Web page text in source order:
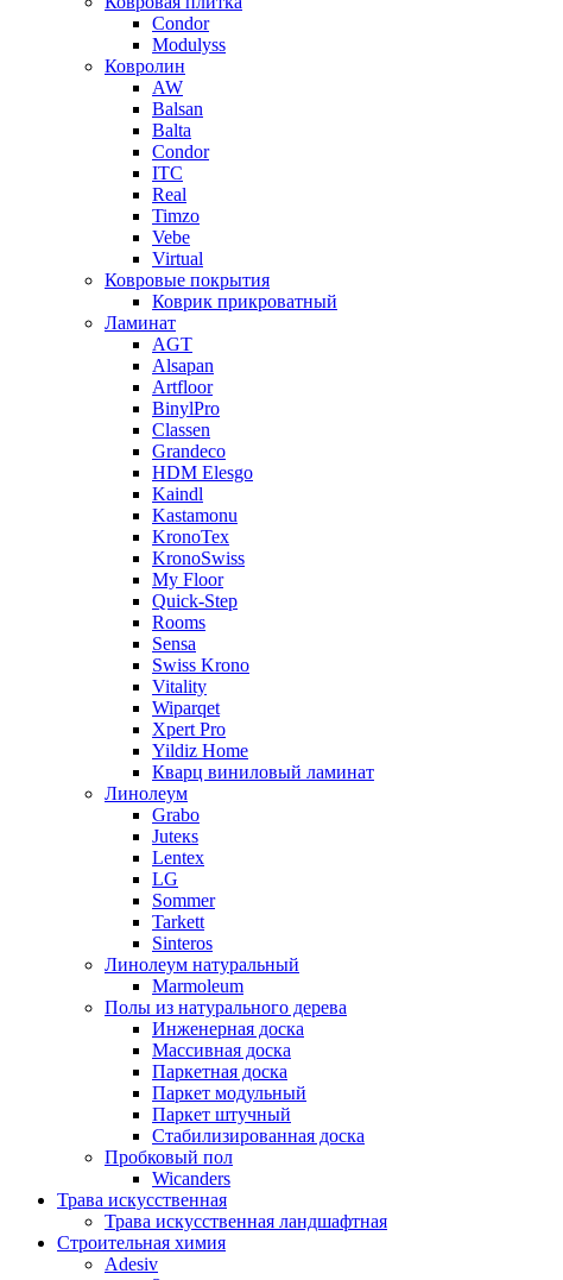
Condor
Modulyss
Ковролин
AW
Balsan
Balta
Condor
ITC
Real
Timzo
Vebe
Virtual
Ковровые покрытия
Коврик прикроватный
Ламинат
AGT
Alsapan
Artfloor
BinylPro
Classen
Grandeco
HDM Elesgo
Kaindl
Kastamonu
KronoTex
KronoSwiss
My Floor
Quick-Step
Rooms
Sensa
Swiss Krono
Vitality
Wiparqet
Xpert Pro
Yildiz Home
Кварц виниловый ламинат
Линолеум
Grabo
Juteкs
Lentex
LG
Sommer
Tarkett
Sinteros
Линолеум натуральный
Marmoleum
Полы из натурального дерева
Инженерная доска
Массивная доска
Паркетная доска
Паркет модульный
Паркет штучный
Стабилизированная доска
Пробковый пол
Wicanders
Трава искусственная
Трава искусственная ландшафтная
Строительная химия
Adesiv